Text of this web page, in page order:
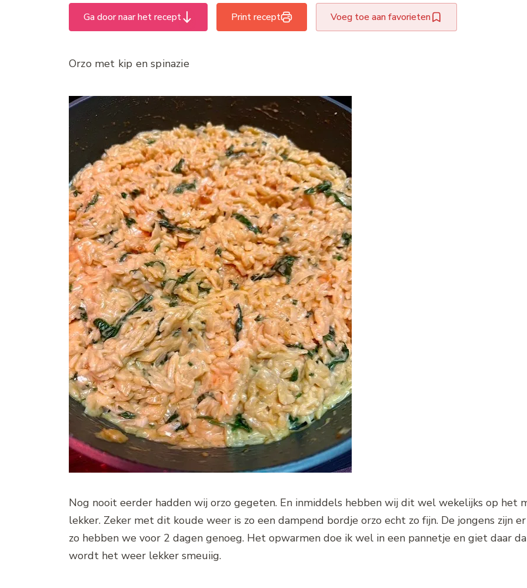
Ga door naar het recept Print recept Voeg toe aan favorieten
Orzo met kip en spinazie
Nog nooit eerder hadden wij orzo gegeten. En inmiddels hebben wij dit wel wekelijks op het
lekker. Zeker met dit koude weer is zo een dampend bordje orzo echt zo fijn. De jongens zijn
zo hebben we voor 2 dagen genoeg. Het opwarmen doe ik wel in een pannetje en giet daar
wordt het weer lekker smeuiig.